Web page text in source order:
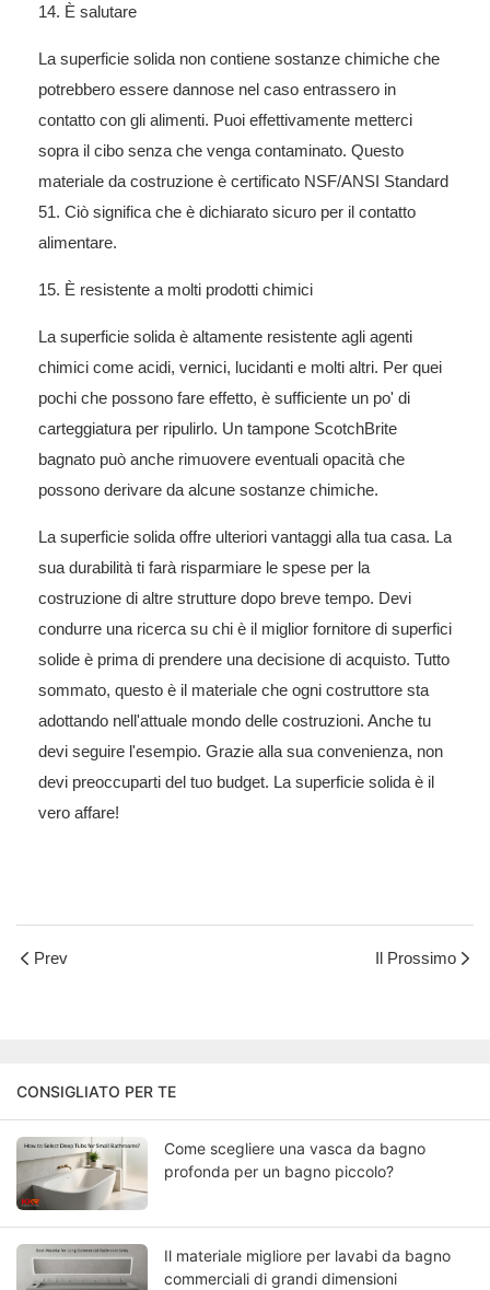
14. È salutare
La superficie solida non contiene sostanze chimiche che
potrebbero essere dannose nel caso entrassero in
contatto con gli alimenti. Puoi effettivamente metterci
sopra il cibo senza che venga contaminato. Questo
materiale da costruzione è certificato NSF/ANSI Standard
51. Ciò significa che è dichiarato sicuro per il contatto
alimentare.
15. È resistente a molti prodotti chimici
La superficie solida è altamente resistente agli agenti
chimici come acidi, vernici, lucidanti e molti altri. Per quei
pochi che possono fare effetto, è sufficiente un po' di
carteggiatura per ripulirlo. Un tampone ScotchBrite
bagnato può anche rimuovere eventuali opacità che
possono derivare da alcune sostanze chimiche.
La superficie solida offre ulteriori vantaggi alla tua casa. La
sua durabilità ti farà risparmiare le spese per la
costruzione di altre strutture dopo breve tempo. Devi
condurre una ricerca su chi è il miglior fornitore di superfici
solide è prima di prendere una decisione di acquisto. Tutto
sommato, questo è il materiale che ogni costruttore sta
adottando nell'attuale mondo delle costruzioni. Anche tu
devi seguire l'esempio. Grazie alla sua convenienza, non
devi preoccuparti del tuo budget. La superficie solida è il
vero affare!
Prev Il Prossimo
CONSIGLIATO PER TE
Come scegliere una vasca da bagno
profonda per un bagno piccolo?
Il materiale migliore per lavabi da bagno
commerciali di grandi dimensioni